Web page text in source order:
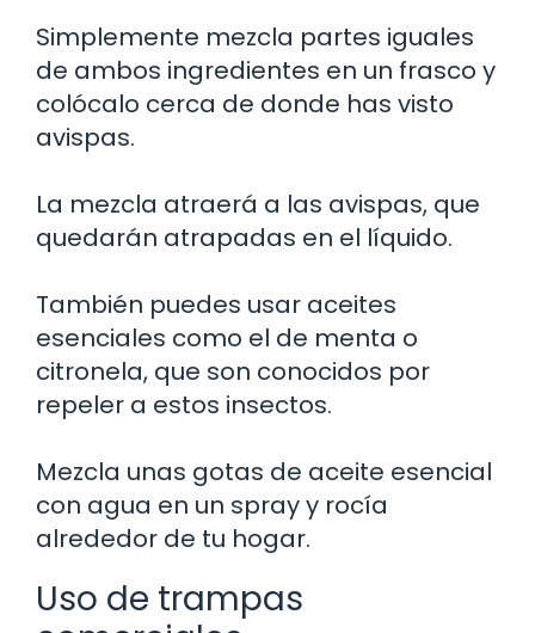
Simplemente mezcla partes iguales
de ambos ingredientes en un frasco y
colócalo cerca de donde has visto
avispas.
La mezcla atraerá a las avispas, que
quedarán atrapadas en el líquido.
También puedes usar aceites
esenciales como el de menta o
citronela, que son conocidos por
repeler a estos insectos.
Mezcla unas gotas de aceite esencial
con agua en un spray y rocía
alrededor de tu hogar.
Uso de trampas